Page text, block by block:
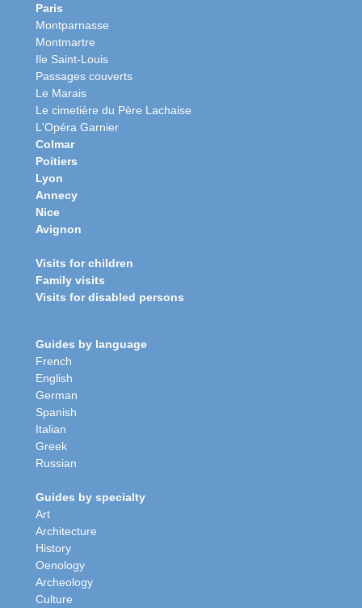
Paris
Montparnasse
Montmartre
Ile Saint-Louis
Passages couverts
Le Marais
Le cimetière du Père Lachaise
L'Opéra Garnier
Colmar
Poitiers
Lyon
Annecy
Nice
Avignon
Visits for children
Family visits
Visits for disabled persons
Guides by language
French
English
German
Spanish
Italian
Greek
Russian
Guides by specialty
Art
Architecture
History
Oenology
Archeology
Culture